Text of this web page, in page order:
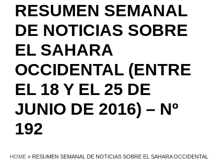
RESUMEN SEMANAL
DE NOTICIAS SOBRE
EL SAHARA
OCCIDENTAL (ENTRE
EL 18 Y EL 25 DE
JUNIO DE 2016) – Nº
192
HOME » RESUMEN SEMANAL DE NOTICIAS SOBRE EL SAHARA OCCIDENTAL